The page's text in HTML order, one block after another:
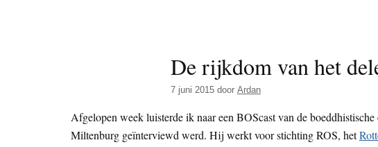
De rijkdom van het
7 juni 2015 door Ardan
Afgelopen week luisterde ik naar een BOScast van de
Miltenburg geïnterviewd werd. Hij werkt voor stichting ROS, het